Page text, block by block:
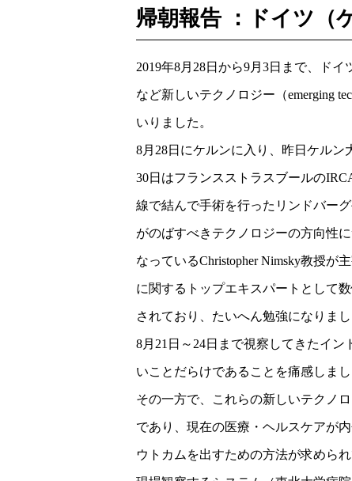
帰朝報告 ：ドイツ（
2019年8月28日から9月3日まで、ド
など新しいテクノロジー（emerging
いりました。
8月28日にケルンに入り、昨日ケル
30日はフランスストラスブールの
線で結んで手術を行ったリンドバー
がのばすべきテクノロジーの方向性
なっているChristopher Nimsky教授が
に関するトップエキスパートとして
されており、たいへん勉強になりまし
8月21日～24日まで視察してきたイ
いことだらけであることを痛感しまし
その一方で、これらの新しいテクノ
であり、現在の医療・ヘルスケアが
ウトカムを出すための方法が求めら